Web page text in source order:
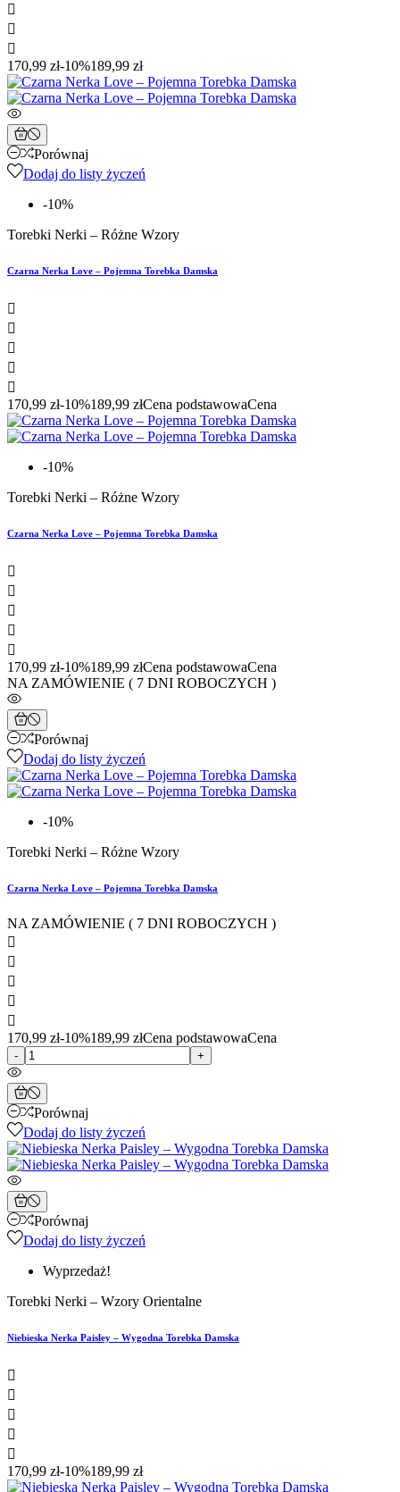



170,99 zł-10%189,99 zł
Porównaj
Dodaj do listy życzeń
-10%
Torebki Nerki – Różne Wzory
Czarna Nerka Love – Pojemna Torebka Damska





170,99 zł-10%189,99 złCena podstawowaCena
-10%
Torebki Nerki – Różne Wzory
Czarna Nerka Love – Pojemna Torebka Damska





170,99 zł-10%189,99 złCena podstawowaCena
NA ZAMÓWIENIE ( 7 DNI ROBOCZYCH )
Porównaj
Dodaj do listy życzeń
-10%
Torebki Nerki – Różne Wzory
Czarna Nerka Love – Pojemna Torebka Damska
NA ZAMÓWIENIE ( 7 DNI ROBOCZYCH )





170,99 zł-10%189,99 złCena podstawowaCena
- +
Porównaj
Dodaj do listy życzeń
Porównaj
Dodaj do listy życzeń
Wyprzedaż!
Torebki Nerki – Wzory Orientalne
Niebieska Nerka Paisley – Wygodna Torebka Damska





170,99 zł-10%189,99 zł